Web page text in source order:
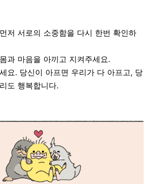
저 서로의 소중함을 다시 한번 확인하
과 마음을 아끼고 지켜주세요.
요. 당신이 아프면 우리가 다 아프고, 당
도 행복합니다.